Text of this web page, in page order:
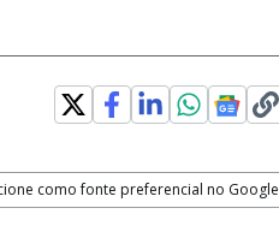
como fonte preferencial no Google